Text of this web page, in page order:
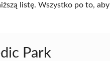
listę. Wszystko po to,
Park